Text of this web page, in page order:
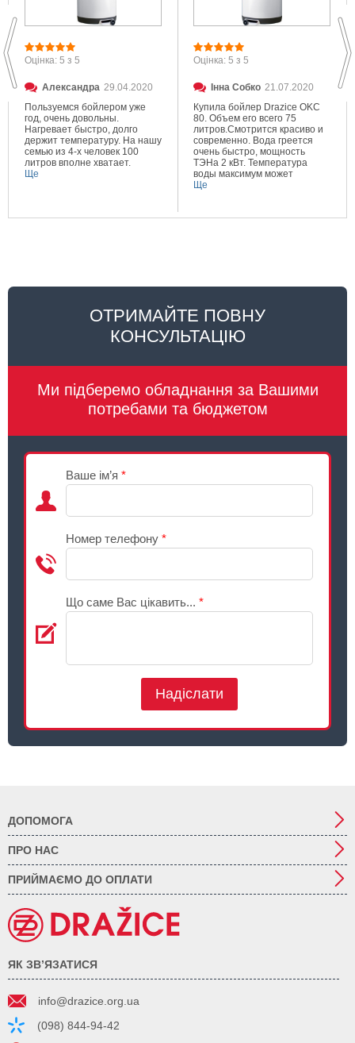
Оцінка: 5 з 5
Александра 29.04.2020
Пользуемся бойлером уже
год, очень довольны.
Нагревает быстро, долго
держит температуру. На нашу
семью из 4-х человек 100
литров вполне хватает.
Ще
Оцінка: 5 з 5
Інна Собко 21.07.2020
Купила бойлер Drazice OKC
80. Объем его всего 75
литров.Смотрится красиво и
современно. Вода греется
очень быстро, мощность
ТЭНа 2 кВт. Температура
воды максимум может
составлять 80 градусов.
Ще
ОТРИМАЙТЕ ПОВНУ
КОНСУЛЬТАЦІЮ
Ми підберемо обладнання за Вашими
потребами та бюджетом
Ваше ім’я *
Номер телефону *
Що саме Вас цікавить... *
Надіслати
ДОПОМОГА
ПРО НАС
ПРИЙМАЄМО ДО ОПЛАТИ
ЯК ЗВ’ЯЗАТИСЯ
info@drazice.org.ua
(098) 844-94-42